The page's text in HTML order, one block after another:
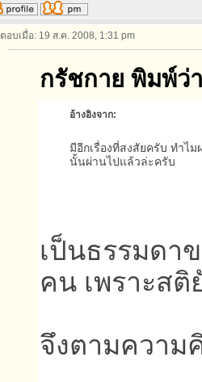
ตอบเมื่อ: 19 ส.ค. 2008, 1:31 pm
กรัชกาย พิมพ์ว่
อ้างอิงจาก:
มีอีกเรื่องที่สงสัยครับ ทำไ
นั้นผ่านไปแล้วล่ะครับ
เป็นธรรมดา
คน เพราะสติ
จึงตามควา